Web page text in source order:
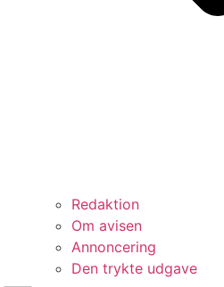
Redaktion
Om avisen
Annoncering
Den trykte udgave